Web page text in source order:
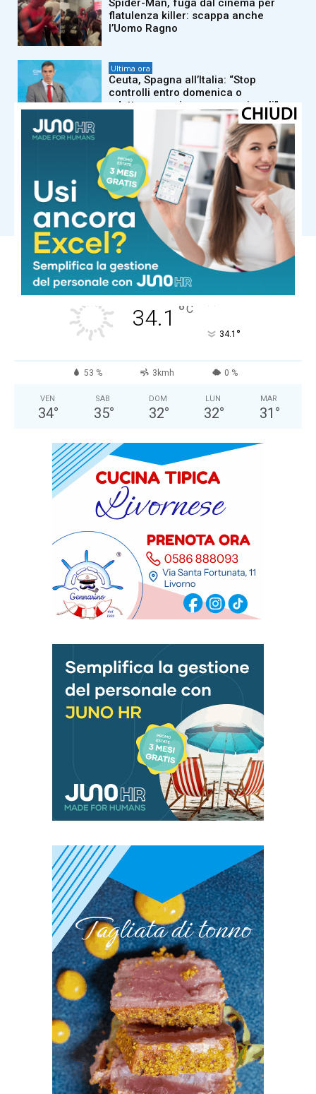
Spider-Man, fuga dal cinema per
flatulenza killer: scappa anche
l’Uomo Ragno
Ultima ora
Ceuta, Spagna all’Italia: “Stop
controlli entro domenica o
adotteremo misure proporzionali”
Ultima ora
Marcinelle, Inca e Cgil insieme in 2
giorni di iniziative per 70esimo
anniversario
Carica altri
COMUNE DI MASSA
Cielo Sereno
34.1 °C
34.1 °
53 % 3kmh 0 %
VEN
34°
SAB
35°
DOM
32°
LUN
32°
MAR
31 °